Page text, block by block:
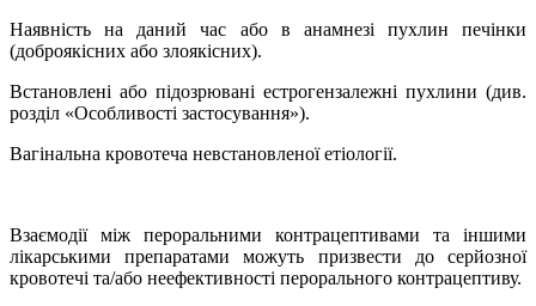
Наявність на даний час або в анамнезі пухлин печінки
(доброякісних або злоякісних).
Встановлені або підозрювані естрогензалежні пухлини (див.
розділ «Особливості застосування»).
Вагінальна кровотеча невстановленої етіології.
Взаємодії між пероральними контрацептивами та іншими
лікарськими препаратами можуть призвести до серйозної
кровотечі та/або неефективності перорального контрацептиву.